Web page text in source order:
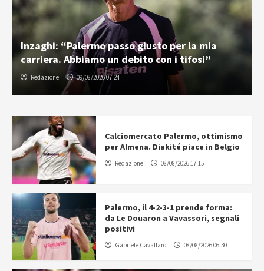
Inzaghi: “Palermo passo giusto per la mia
carriera. Abbiamo un debito con i tifosi”
Redazione 09/08/2026 07:24
Calciomercato Palermo, ottimismo
per Almena. Diakité piace in Belgio
Redazione 08/08/2026 17:15
Palermo, il 4-2-3-1 prende forma:
da Le Douaron a Vavassori, segnali
positivi
Gabriele Cavallaro 08/08/2026 06:30